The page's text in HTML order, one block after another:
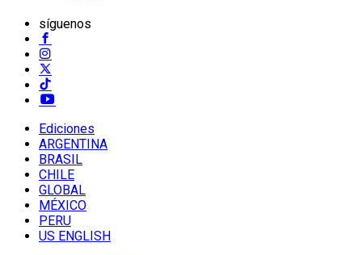
síguenos
Ediciones
ARGENTINA
BRASIL
CHILE
GLOBAL
MÉXICO
PERU
US ENGLISH